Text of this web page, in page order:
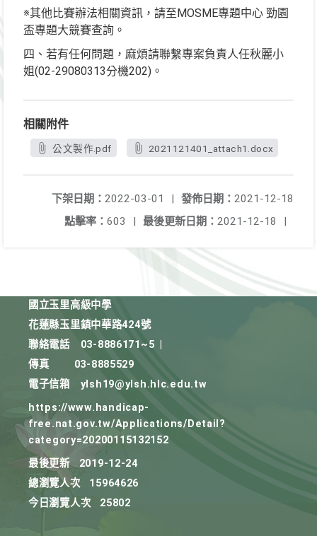
※其他比賽辦法相關資訊，請至MOSME專題中心 勁園
盃專題大競賽查詢。
四、若有任何問題，麻煩請聯繫專案負責人任秋麗小
姐(02-29080313分機202)。
相關附件
公文製作.pdf 2021121401_attach1.docx
發佈日期： 2021-12-18
下架日期： 2022-03-01
|
最後更新日期： 2021-12-18 |
點擊率： 603 |
國立玉里高級中學
花蓮縣玉里鎮中華路424號
聯絡電話
03-8886171~5
傳真
03-8885529
電子信箱
ylsh19@ylsh.hlc.edu.tw
https://www.handicap-
free.nat.gov.tw/Applications/Detail?
category=20200115132152
最後更新
2019-12-24
總瀏覽人次
15964626
今日瀏覽人次
25802